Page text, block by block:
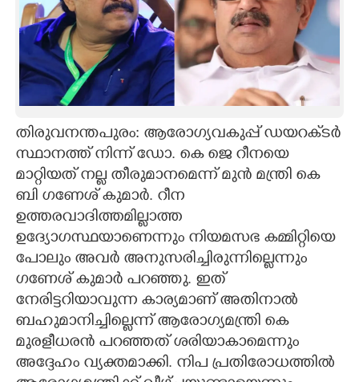
ART
ASTRO
CARTOONS
ZOOM
CONTACT US
തിരുവനന്തപുരം: ആരോഗ്യവകുപ്പ് ഡയറക്‌ടർ
സ്ഥാനത്ത് നിന്ന് ഡോ. കെ ജെ റീനയെ
മാറ്റിയത് നല്ല തീരുമാനമെന്ന് മുൻ മന്ത്രി കെ
ബി ഗണേശ് കുമാർ. റീന
ഉത്തരവാദിത്തമില്ലാത്ത
ഉദ്യോഗസ്ഥയാണെന്നും നിയമസഭ കമ്മിറ്റിയെ
പോലും അവർ അനുസരിച്ചിരുന്നില്ലെന്നും
ഗണേശ് കുമാർ പറഞ്ഞു. ഇത്
നേരിട്ടറിയാവുന്ന കാര്യമാണ് അതിനാൽ
ബഹുമാനിച്ചില്ലെന്ന് ആരോഗ്യമന്ത്രി കെ
മുരളീധരൻ പറഞ്ഞത് ശരിയാകാമെന്നും
അദ്ദേഹം വ്യക്തമാക്കി. നിപ പ്രതിരോധത്തിൽ